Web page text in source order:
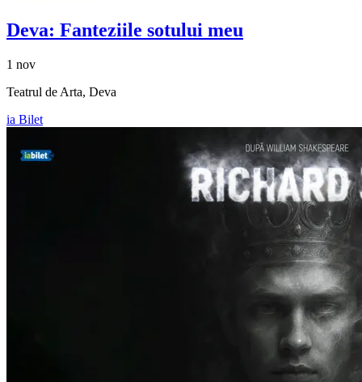
Deva: Fanteziile sotului meu
1 nov
Teatrul de Arta, Deva
ia Bilet